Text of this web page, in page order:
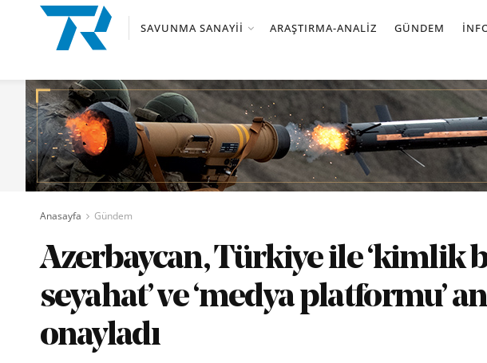
SAVUNMA SANAYII ARAŞTIRMA-ANALIZ GÜNDEM
Anasayfa Gündem
Azerbaycan, Türkiye ile ‘kimlik
seyahat’ ve ‘medya platformu’
onayladı